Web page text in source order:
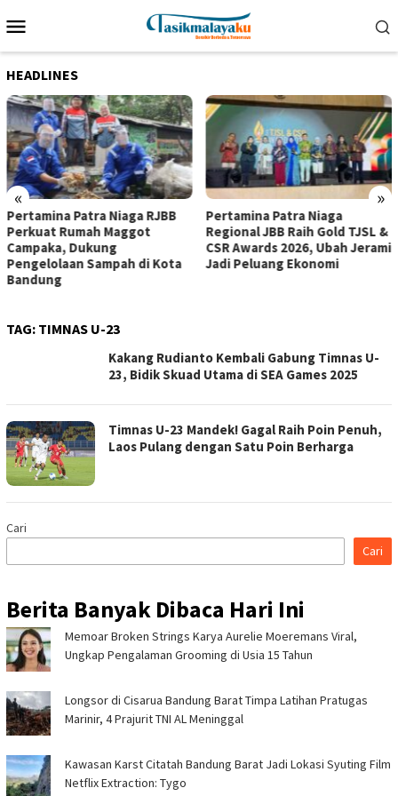
ke
Mobile
HEADLINES
« »
Pertamina Patra Niaga RJBB
Perkuat Rumah Maggot
Campaka, Dukung
Pengelolaan Sampah di Kota
Bandung
Pertamina Patra Niaga
Regional JBB Raih Gold TJSL &
CSR Awards 2026, Ubah Jerami
Jadi Peluang Ekonomi
TAG: TIMNAS U-23
Kakang Rudianto Kembali Gabung Timnas U-
23, Bidik Skuad Utama di SEA Games 2025
Timnas U-23 Mandek! Gagal Raih Poin Penuh,
Laos Pulang dengan Satu Poin Berharga
Cari
Cari
Berita Banyak Dibaca Hari Ini
Memoar Broken Strings Karya Aurelie Moeremans Viral,
Ungkap Pengalaman Grooming di Usia 15 Tahun
Longsor di Cisarua Bandung Barat Timpa Latihan Pra­tugas
Marinir, 4 Prajurit TNI AL Meninggal
Kawasan Karst Citatah Bandung Barat Jadi Lokasi Syuting Film
Netflix Extraction: Tygo